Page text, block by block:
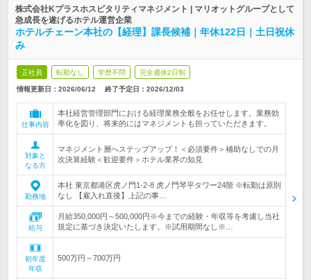
株式会社Kプラスホスピタリティマネジメント | マリオットグループとして
急成長を遂げるホテル運営企業
ホテルチェーン本社の【経理】課長候補｜年休122日｜土日祝休
み
正社員 転勤なし 学歴不問 完全週休2日制
情報更新日：2026/06/12 終了予定日： 2026/12/03
仕事内容
本社経営管理部門における経理業務全般をお任せします。業務効
率化を図り、将来的にはマネジメントも担っていただきます。
対象と
なる方
マネジメント層へステップアップ！＜必須要件＞補助なしでの月
次決算経験＜歓迎要件＞ホテル業界の知見
勤務地
本社 東京都港区虎ノ門1-2-8 虎ノ門琴平タワー24階 ※転勤は原則
なし 【雇入れ直後】上記の事…
給与
月給350,000円～500,000円※今までの経験・年収等を考慮し当社
規定に基づき決定いたします。※試用期間なし※…
初年度
年収
500万円～700万円